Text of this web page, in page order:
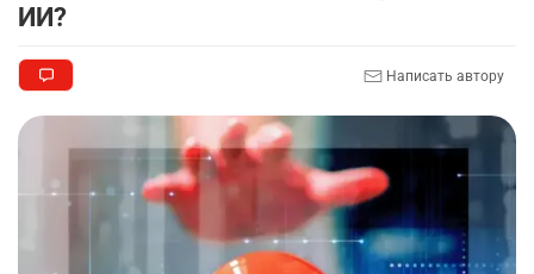
10
🇫🇷 Клуб ПСЖ объявил об открытии своей
футбольной академии в Астане
2549 2
ИИ?
Написать автору